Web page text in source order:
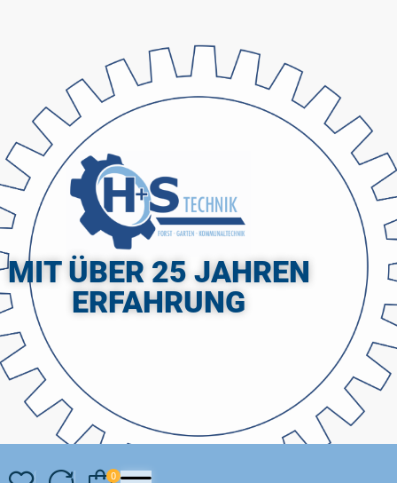
MIT ÜBER 25 JAHREN
ERFAHRUNG
0